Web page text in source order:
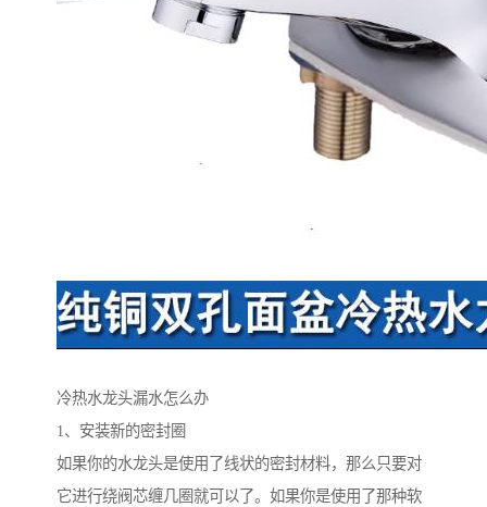
冷热水龙头漏水怎么办
1、安装新的密封圈
如果你的水龙头是使用了线状的密封材料，那么只要对
它进行绕阀芯缠几圈就可以了。如果你是使用了那种软